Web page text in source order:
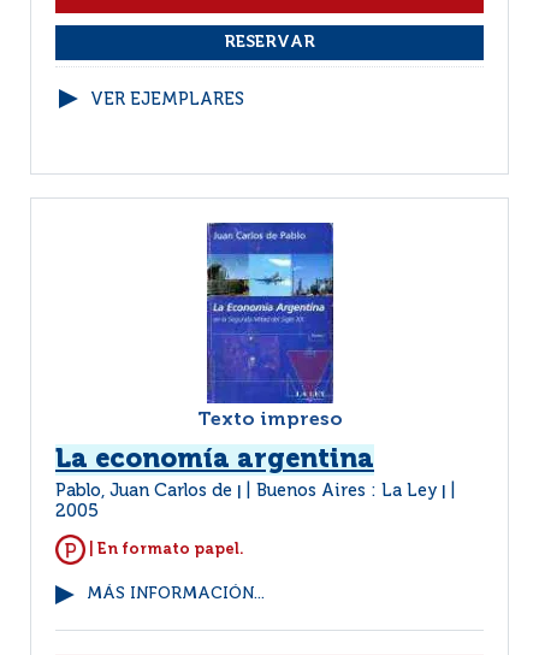
VER EJEMPLARES
Texto impreso
La economía argentina
Pablo, Juan Carlos de Buenos Aires : La Ley
2005
| En formato papel.
MÁS INFORMACIÓN...